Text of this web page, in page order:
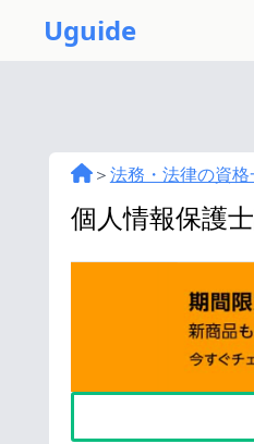
Uguide
＞法務・法律の資格
個人情報保護